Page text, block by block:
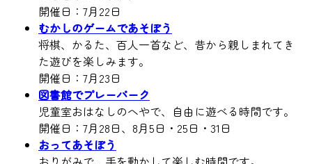
開催日：7月22日
むかしのゲームであそぼう
将棋、かるた、百人一首など、昔から親しまれてき
た遊びを楽しみます。
開催日：7月23日
図書館でプレーパーク
児童室おはなしのへやで、自由に遊べる時間です。
開催日：7月28日、8月5日・25日・31日
おってあそぼう